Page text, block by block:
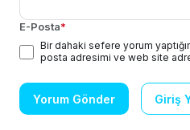
E-Posta*
Bir dahaki sefere yorum
posta adresimi ve web site
Yorum Gönder Giriş